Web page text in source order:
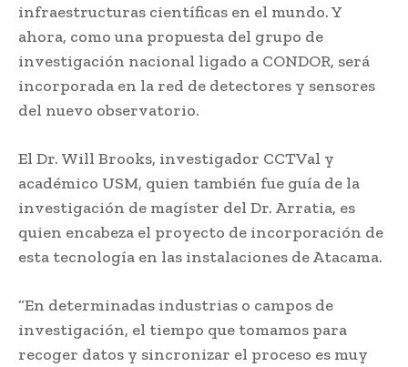
infraestructuras científicas en el mundo. Y
ahora, como una propuesta del grupo de
investigación nacional ligado a CONDOR, será
incorporada en la red de detectores y sensores
del nuevo observatorio.
El Dr. Will Brooks, investigador CCTVal y
académico USM, quien también fue guía de la
investigación de magíster del Dr. Arratia, es
quien encabeza el proyecto de incorporación de
esta tecnología en las instalaciones de Atacama.
“En determinadas industrias o campos de
investigación, el tiempo que tomamos para
recoger datos y sincronizar el proceso es muy